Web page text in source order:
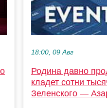
18:00, 09 Авг
Родина давно
кладет сотни
Зеленского —